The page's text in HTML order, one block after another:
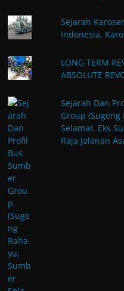
Sejarah
Indonesia,
LONG TERM
ABSOLUTE
Sejarah Dan
Group
Selamat, Eks
Raja Jalanan